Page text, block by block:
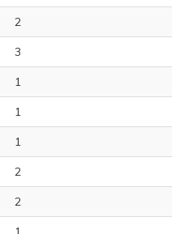
2
3
1
1
1
2
2